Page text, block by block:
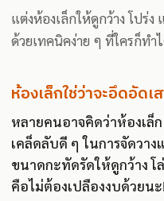
แต่งห้องเล็กให้ดูกว้าง โปร่ง
ด้วยเทคนิคง่าย ๆ ที่ใครก็ทำ
ห้องเล็กใช่ว่าจะอึดอัดเ
หลายคนอาจคิดว่าห้องเล็
เคล็ดลับดี ๆ ในการจัดวา
ขนาดกะทัดรัดให้ดูกว้าง
คือไม่ต้องเปลืองงบด้วยน